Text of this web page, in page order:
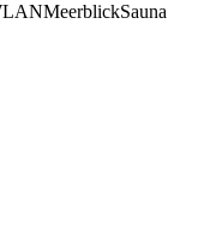
MeerblickSauna